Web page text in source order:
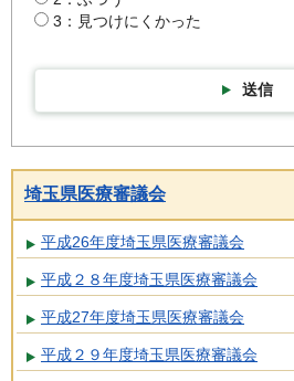
3：見つけにくかった
送信
埼玉県医療審議会
平成26年度埼玉県医療審議会
平成２８年度埼玉県医療審議会
平成27年度埼玉県医療審議会
平成２９年度埼玉県医療審議会